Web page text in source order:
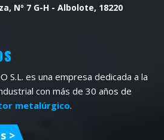
Nº 7 G-H - Albolote, 18220
S.L. es una empresa dedicada a la
con más de 30 años de
metalúrgico.
>